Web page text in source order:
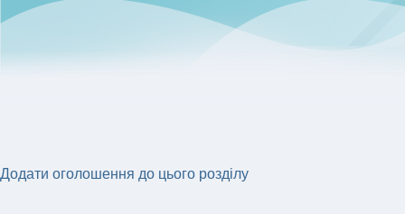
Додати оголошення до цього розділу